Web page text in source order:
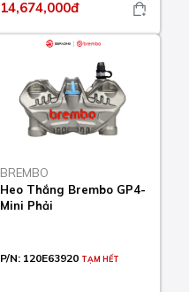
14,674,000đ
BREMBO
Heo Thắng Brembo GP4-
Mini Phải
P/N: 120E63920 TẠM HẾT